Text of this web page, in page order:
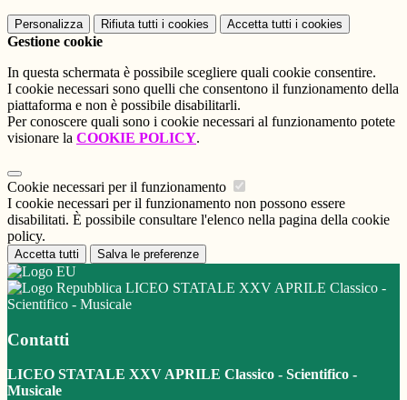
Personalizza Rifiuta tutti i cookies Accetta tutti i cookies
Gestione cookie
In questa schermata è possibile scegliere quali cookie consentire.
I cookie necessari sono quelli che consentono il funzionamento della
piattaforma e non è possibile disabilitarli.
Per conoscere quali sono i cookie necessari al funzionamento potete
visionare la COOKIE POLICY.
Cookie necessari per il funzionamento
I cookie necessari per il funzionamento non possono essere
disabilitati. È possibile consultare l'elenco nella pagina della cookie
policy.
Accetta tutti Salva le preferenze
LICEO STATALE XXV APRILE Classico -
Scientifico - Musicale
Contatti
LICEO STATALE XXV APRILE Classico - Scientifico -
Musicale